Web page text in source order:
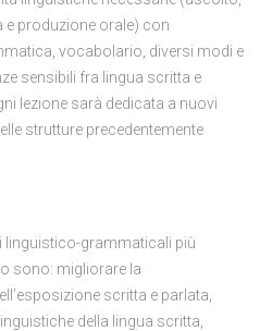
produzione orale) con
vocabolario, diversi modi e
sensibili fra lingua scritta e
lezione sarà dedicata a nuovi
strutture precedentemente
linguistico-grammaticali più
sono: migliorare la
scritta e parlata,
della lingua scritta,